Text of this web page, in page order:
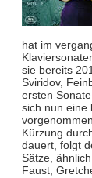
hat im
sie bereits
Sviridov,
ersten
sich nun eine
Kürzung
dauert, folgt
Sätze,
Faust,